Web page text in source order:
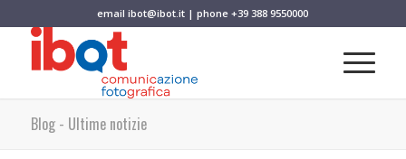
emailibot@ibot.it | phone+39 388 9550000
Blog - Ultime notizie